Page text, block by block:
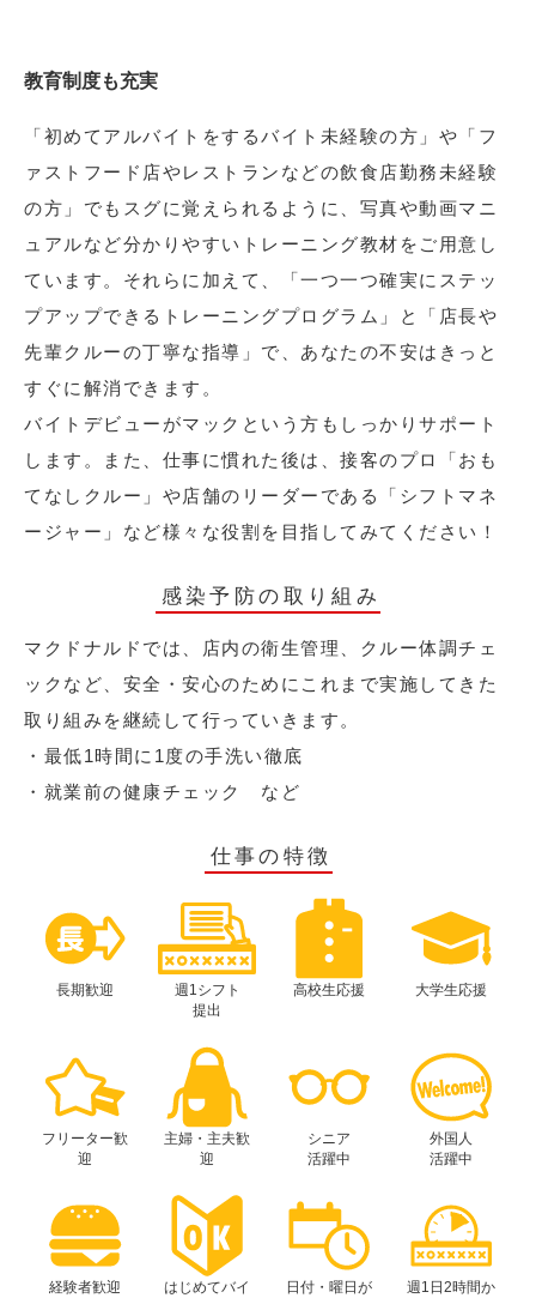
教育制度も充実
「初めてアルバイトをするバイト未経験の方」や「フ
ァストフード店やレストランなどの飲食店勤務未経験
の方」でもスグに覚えられるように、写真や動画マニ
ュアルなど分かりやすいトレーニング教材をご用意し
ています。それらに加えて、「一つ一つ確実にステッ
プアップできるトレーニングプログラム」と「店長や
先輩クルーの丁寧な指導」で、あなたの不安はきっと
すぐに解消できます。
バイトデビューがマックという方もしっかりサポート
します。また、仕事に慣れた後は、接客のプロ「おも
てなしクルー」や店舗のリーダーである「シフトマネ
ージャー」など様々な役割を目指してみてください！
感染予防の取り組み
マクドナルドでは、店内の衛生管理、クルー体調チェ
ックなど、安全・安心のためにこれまで実施してきた
取り組みを継続して行っていきます。
・最低1時間に1度の手洗い徹底
・就業前の健康チェック など
仕事の特徴
長期歓迎
週1シフト
提出
高校生応援 大学生応援
フリーター歓
迎
主婦・主夫歓
迎
シニア
活躍中
外国人
活躍中
経験者歓迎
はじめてバイ
日付・曜日が
週1日2時間か